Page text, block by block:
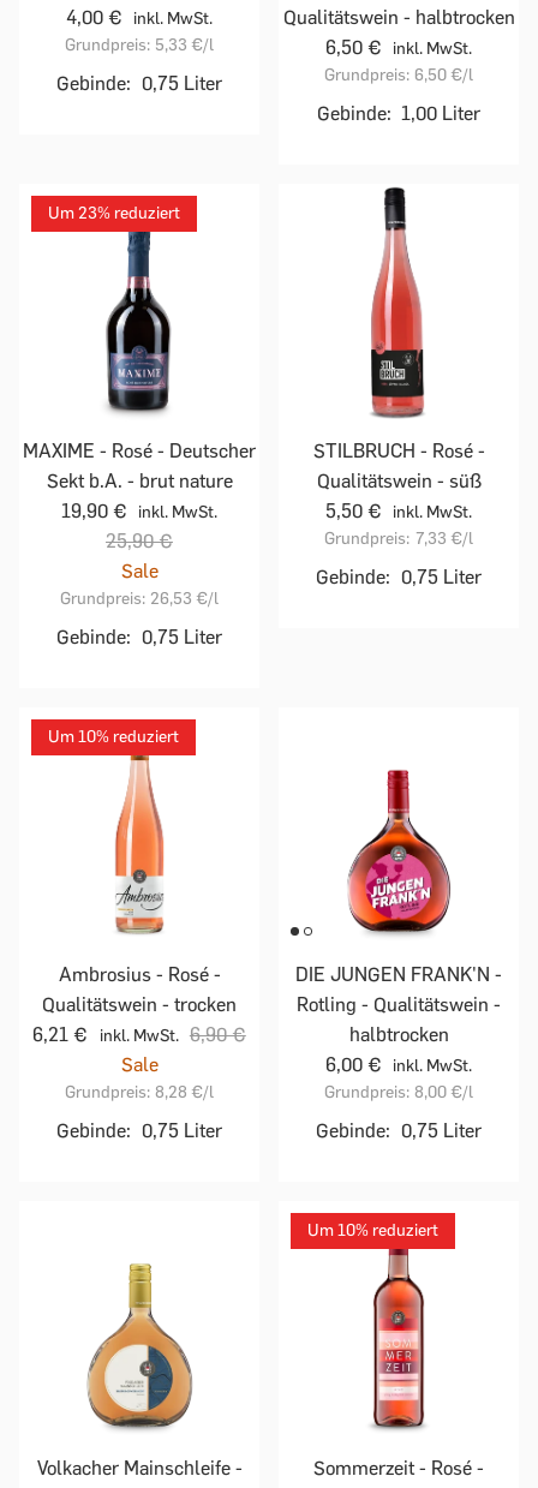
4,00 €
inkl. MwSt.
Grundpreis: 5,33 €/l
Gebinde: 0,75 Liter
Qualitätswein - halbtrocken
6,50 €
inkl. MwSt.
Grundpreis: 6,50 €/l
Gebinde: 1,00 Liter
Um 23% reduziert
MAXIME - Rosé - Deutscher
Sekt b.A. - brut nature
19,90 €
inkl. MwSt.
25,90 €
Sale
Grundpreis: 26,53 €/l
Gebinde: 0,75 Liter
STILBRUCH - Rosé -
Qualitätswein - süß
5,50 €
inkl. MwSt.
Grundpreis: 7,33 €/l
Gebinde: 0,75 Liter
Um 10% reduziert
Ambrosius - Rosé -
Qualitätswein - trocken
6,21 €
inkl. MwSt. 6,90 €
Sale
Grundpreis: 8,28 €/l
Gebinde: 0,75 Liter
DIE JUNGEN FRANK'N -
Rotling - Qualitätswein -
halbtrocken
6,00 €
inkl. MwSt.
Grundpreis: 8,00 €/l
Gebinde: 0,75 Liter
Volkacher Mainschleife -
Um 10% reduziert
Sommerzeit - Rosé -